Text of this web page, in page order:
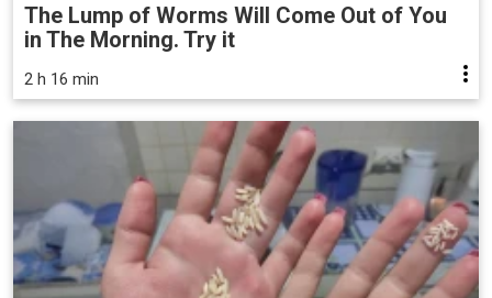
The Lump of Worms Will Come Out of You
in The Morning. Try it
2 h 16 min